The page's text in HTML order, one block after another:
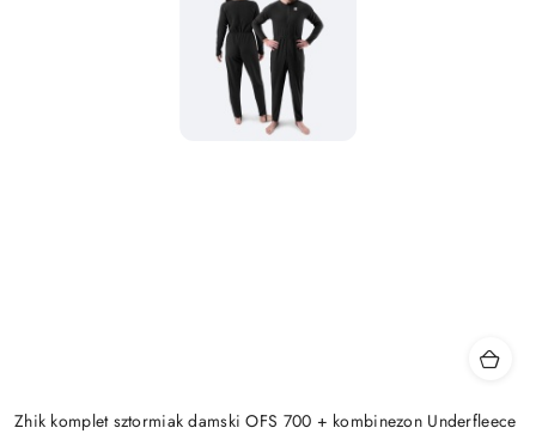
Zhik komplet sztormiak damski OFS 700 + kombinezon Underfleece